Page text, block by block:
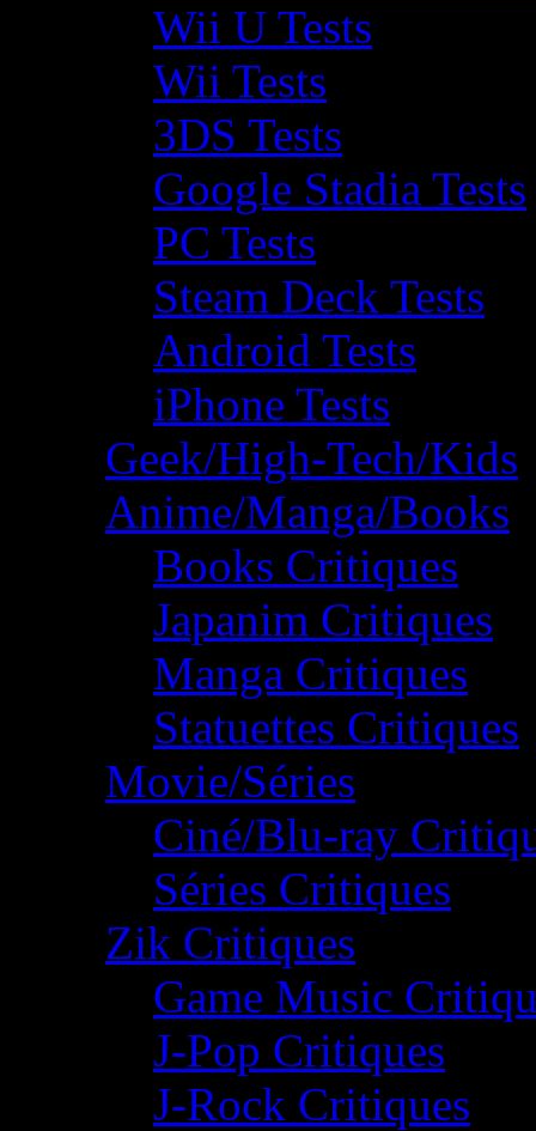
Wii U Tests
Wii Tests
3DS Tests
Google Stadia Tests
PC Tests
Steam Deck Tests
Android Tests
iPhone Tests
Geek/High-Tech/Kids
Anime/Manga/Books
Books Critiques
Japanim Critiques
Manga Critiques
Statuettes Critiques
Movie/Séries
Ciné/Blu-ray
Séries Critiques
Zik Critiques
Game Music
J-Pop Critiques
J-Rock Critiques